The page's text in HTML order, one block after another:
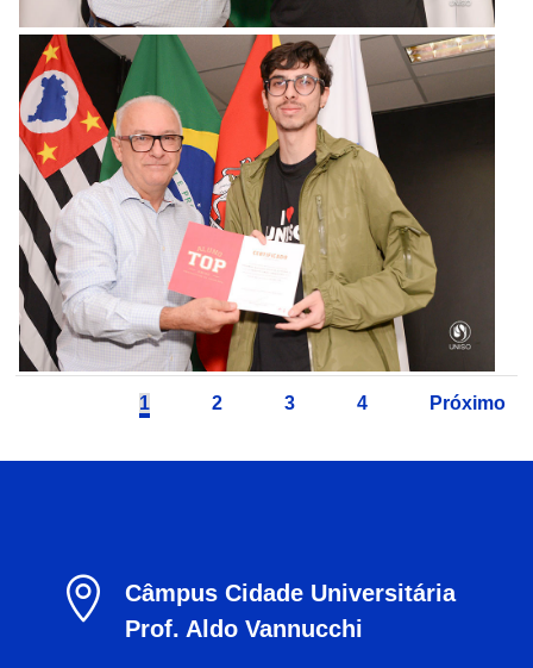
1 2 3 4 Próximo

Câmpus Cidade Universitária
Prof. Aldo Vannucchi